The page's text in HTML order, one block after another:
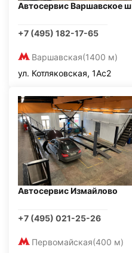
Автосервис Варшавское ш
+7 (495) 182-17-65
Варшавская(1400 м)
ул. Котляковская, 1Ас2
Автосервис Измайлово
+7 (495) 021-25-26
Первомайская(400 м)